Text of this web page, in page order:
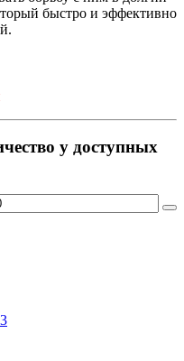
быстро и эффективно
у доступных